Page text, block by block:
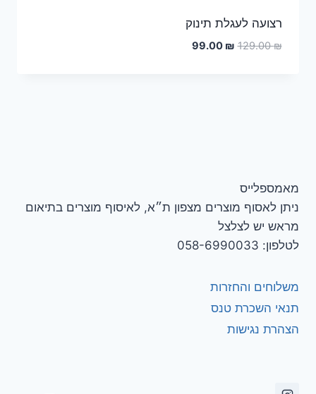
רצועה לעגלת תינוק
129.00₪
המחיר
99.00 ₪
המחיר
מאמספלייס
ניתן לאסוף מוצרים מצפון ת״א, לאיסוף מוצרים בתיאום
מראש יש לצלצל
לטלפון: 058-6990033
משלוחים והחזרות
תנאי השכרת טנס
הצהרת נגישות